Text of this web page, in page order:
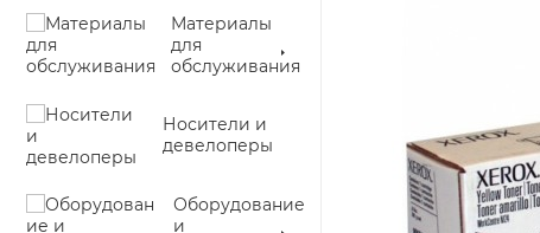
Материалы
для
обслуживания
Носители и
девелоперы
Оборудование
и